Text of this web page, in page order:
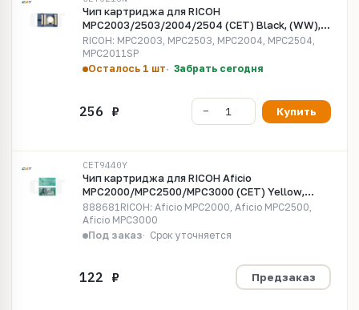
Чип картриджа для RICOH
MPC2003/2503/2004/2504 (CET) Black, (WW),
15000 стр., CET6213N
RICOH: MPC2003, MPC2503, MPC2004, MPC2504,
MPC2011SP
Осталось 1 шт
Забрать сегодня
Купить
CET9440Y
Чип картриджа для RICOH Aficio
MPC2000/MPC2500/MPC3000 (CET) Yellow,
(WW), 15000 стр., CET9440Y
888681RICOH: Aficio MPC2000, Aficio MPC2500,
Aficio MPC3000
Под заказ
Срок уточняется
Предзаказ